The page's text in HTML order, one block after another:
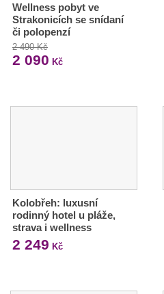
Wellness pobyt ve
Strakonicích se snídaní
či polopenzí
2 490 Kč
2 090 Kč
Kolobřeh: luxusní
rodinný hotel u pláže,
strava i wellness
2 249 Kč